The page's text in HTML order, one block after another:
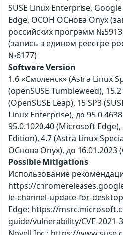
SUSE Linux Enterprise,
Edge, ОСОН ОСнова Оnyx
российских программ
(запись в едином реестре
№6177)
Software Version
1.6 «Смоленск» (Astra Linux
(openSUSE Tumbleweed),
(OpenSUSE Leap), 15 SP3
Linux Enterprise), до
95.0.1020.40 (Microsoft
Edition), 4.7 (Astra Linux
ОСнова Оnyx), до 16.01.2023
Possible Mitigations
Использование
https://
le-channel-update-for-
Edge: https://
guide/vulnerability/CVE-2021-